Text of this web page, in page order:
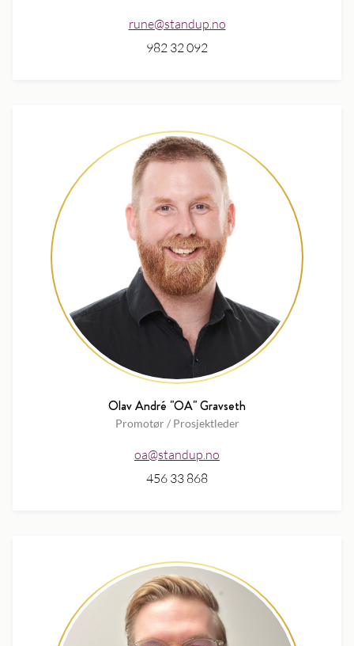
rune@standup.no
982 32 092
Olav André "OA" Gravseth
Promotør / Prosjektleder
oa@standup.no
456 33 868